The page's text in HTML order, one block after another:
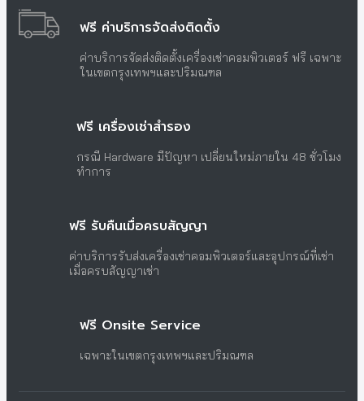
ฟรี ค่าบริการจัดส่งติดตั้ง
ค่าบริการจัดส่งติดตั้งเครื่องเช่าคอมพิวเตอร์ ฟรี เฉพาะ
ในเขตกรุงเทพฯและปริมณฑล
ฟรี เครื่องเช่าสำรอง
กรณี Hardware มีปัญหา เปลี่ยนใหม่ภายใน 48 ชั่วโมง
ทำการ
ฟรี รับคืนเมื่อครบสัญญา
ค่าบริการรับส่งเครื่องเช่าคอมพิวเตอร์และอุปกรณ์ที่เช่า
เมื่อครบสัญญาเช่า
ฟรี Onsite Service
เฉพาะในเขตกรุงเทพฯและปริมณฑล